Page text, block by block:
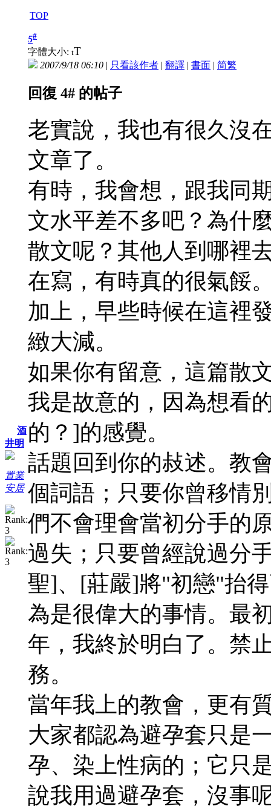
TOP
酒
井明
置業
安居
5#
字體大小: tT
2007/9/18 06:10 | 只看該作者 | 翻譯 | 書面 | 简繁
回復 4# 的帖子
老實說，我也有很久沒
文章了。
有時，我會想，跟我同
文水平差不多吧？為什
散文呢？其他人到哪裡
在寫，有時真的很氣餒
加上，早些時候在這裡
緻大減。
如果你有留意，這篇散
我是故意的，因為想看
的？]的感覺。
話題回到你的敊述。教
個詞語；只要你曾移情
們不會理會當初分手的
過失；只要曾經說過分
聖]、[莊嚴]將"初戀"抬
為是很偉大的事情。最
年，我終於明白了。禁
務。
當年我上的教會，更有
大家都認為避孕套只是
孕、染上性病的；它只
說我用過避孕套，沒事